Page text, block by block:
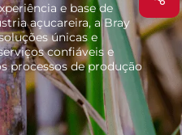
e base de
açucareira, a Bray
únicas e
confiáveis e
processos de produção